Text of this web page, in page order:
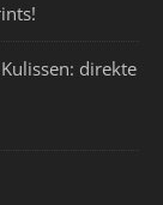
direkte